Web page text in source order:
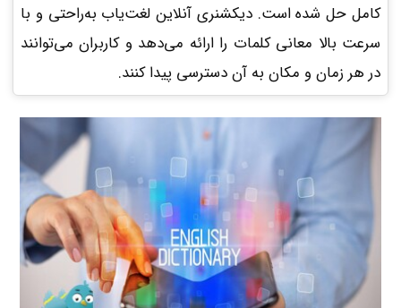
کامل حل شده است. دیکشنری آنلاین لغت‌یاب به‌راحتی و با
سرعت بالا معانی کلمات را ارائه می‌دهد و کاربران می‌توانند
در هر زمان و مکان به آن دسترسی پیدا کنند.